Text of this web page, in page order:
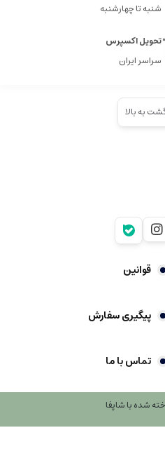
شنبه تا چهارشنبه
تحویل اکسپرس
سراسر ایران
به بالا
قوانین
پیگیری سفارش
تماس با ما
شده با شاپفا